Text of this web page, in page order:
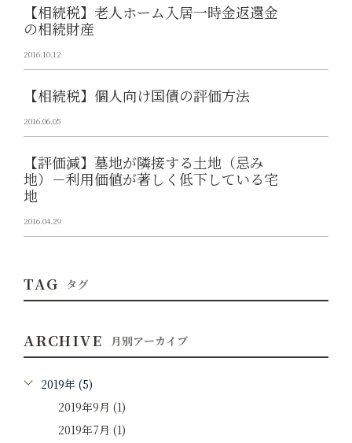
【相続税】老人ホーム入居一時金返還金
の相続財産
2016.10.12
【相続税】個人向け国債の評価方法
2016.06.05
【評価減】墓地が隣接する土地（忌み
地）－利用価値が著しく低下している宅
地
2016.04.29
TAG タグ
ARCHIVE 月別アーカイブ
2019年 (5)
2019年9月 (1)
2019年7月 (1)